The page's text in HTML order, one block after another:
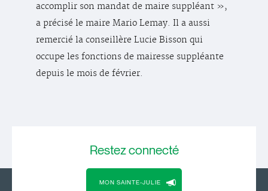
accomplir son mandat de maire suppléant »,
a précisé le maire Mario Lemay. Il a aussi
remercié la conseillère Lucie Bisson qui
occupe les fonctions de mairesse suppléante
depuis le mois de février.
Restezconnecté
MON SAINTE-JULIE